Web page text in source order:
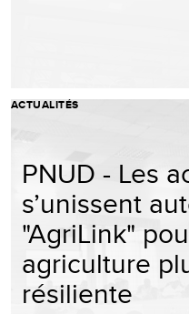
ACTUALITÉS
PNUD - Les
s’unissent
"AgriLink"
agriculture
résiliente